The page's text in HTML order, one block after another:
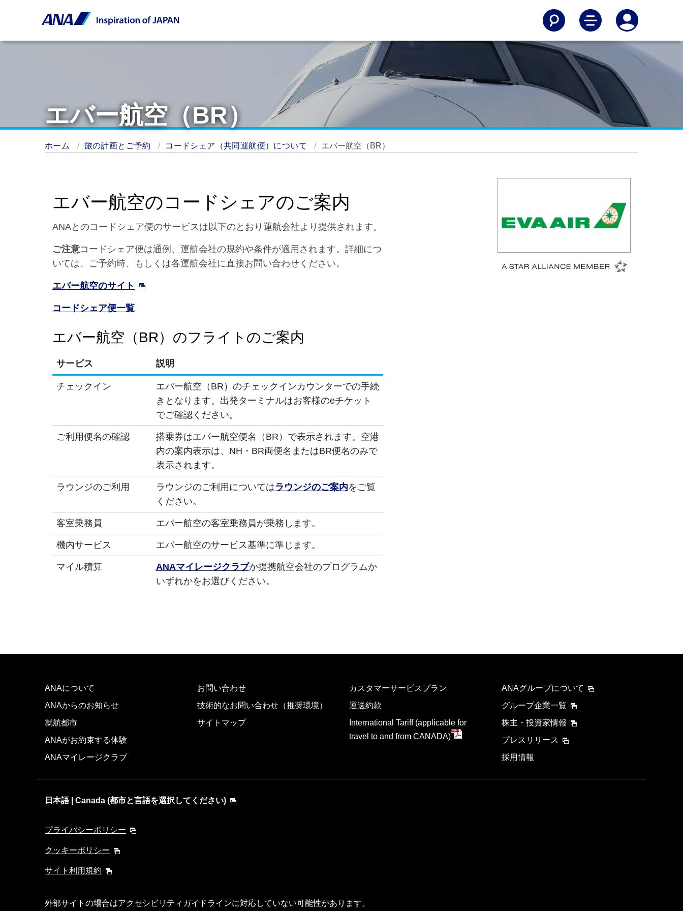
エバー航空（BR）
ホーム 旅の計画とご予約 コードシェア（共同運航便）について エバー航空（BR）
エバー航空のコードシェアのご案内
ANAとのコードシェア便のサービスは以下のとおり運航会社より提供されます。
ご注意コードシェア便は通例、運航会社の規約や条件が適用されます。詳細につ
いては、ご予約時、もしくは各運航会社に直接お問い合わせください。
エバー航空のサイト
コードシェア便一覧
エバー航空（BR）のフライトのご案内
サービス 説明
チェックイン
エバー航空（BR）のチェックインカウンターでの手続
きとなります。出発ターミナルはお客様のeチケット
でご確認ください。
ご利用便名の確認
搭乗券はエバー航空便名（BR）で表示されます。空港
内の案内表示は、NH・BR両便名またはBR便名のみで
表示されます。
ラウンジのご利用 ラウンジのご利用についてはラウンジのご案内をご覧
ください。
客室乗務員 エバー航空の客室乗務員が乗務します。
機内サービス エバー航空のサービス基準に準じます。
マイル積算 ANAマイレージクラブか提携航空会社のプログラムか
いずれかをお選びください。
ANAについて
ANAからのお知らせ
就航都市
ANAがお約束する体験
ANAマイレージクラブ
お問い合わせ
技術的なお問い合わせ（推奨環境）
サイトマップ
カスタマーサービスプラン
運送約款
International Tariff (applicable for
travel to and from CANADA)
ANAグループについて
グループ企業一覧
株主・投資家情報
プレスリリース
採用情報
日本語 | Canada (都市と言語を選択してください)
プライバシーポリシー
クッキーポリシー
サイト利用規約
外部サイトの場合はアクセシビリティガイドラインに対応していない可能性があります。